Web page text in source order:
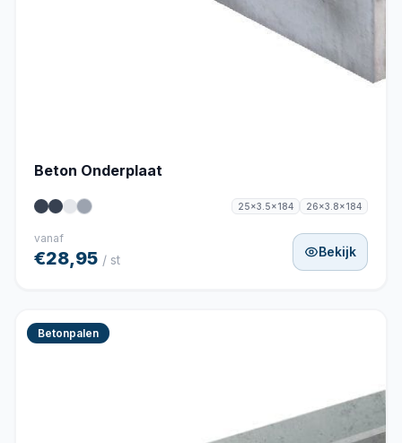
Beton Onderplaat
25x3.5x184 26x3.8x184
vanaf
€28,95 / st
Bekijk
Betonpalen